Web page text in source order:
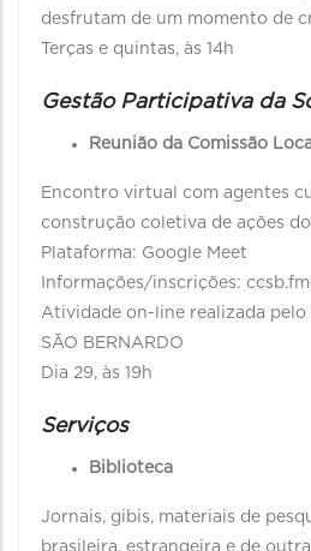
desfrutam de um momento de
Terças e quintas, às 14h
Gestão Participativa da
Reunião da Comissão
Encontro virtual com agentes
construção coletiva de ações do
Plataforma: Google Meet
Informações/inscrições:
Atividade on-line realizada pelo
SÃO BERNARDO
Dia 29, às 19h
Serviços
Biblioteca
​​​​​​​Jornais, gibis, materiais de
brasileira, estrangeira e de